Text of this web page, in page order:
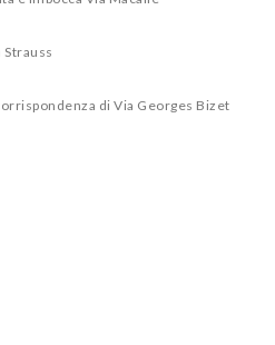
Strauss
di Via Georges Bizet